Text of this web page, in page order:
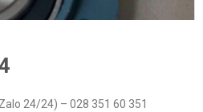
24/24) – 028 351 60 351